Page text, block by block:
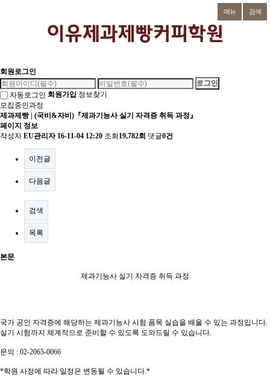
메뉴 검색
회원로그인
자동로그인 회원가입 정보찾기
모집중인과정
제과제빵 | (국비&자비)『제과기능사 실기 자격증 취득 과정』
페이지 정보
작성자 EU관리자 16-11-04 12:20 조회19,782회 댓글0건
이전글
다음글
검색
목록
본문
제과기능사 실기 자격증 취득 과정
국가 공인 자격증에 해당하는 제과기능사 시험 품목 실습을 배울 수 있는 과정입니다.
실기 시험까지 체계적으로 준비할 수 있도록 도와드릴 수 있습니다.
문의 : 02-2065-0066
*학원 사정에 따라 일정은 변동될 수 있습니다.*